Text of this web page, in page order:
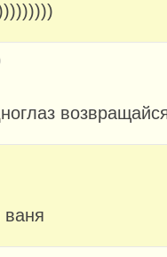
ваня